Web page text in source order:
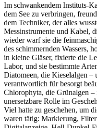
Im schwankendem Instituts-
dem See zu verbringen,
dem Techniker, der alles
Messinstrumente und Kabel,
wieder warf sie die
des schimmernden Wassers,
in kleine Gläser, fixierte die
Labor, und sie bestimmte
Diatomeen, die Kieselalgen –
verantwortlich für besorgt
Chlorophyta, die Grünalgen –
unersetzbare Rolle im
Viel hatte zu geschehen, um
waren tätig: Markierung,